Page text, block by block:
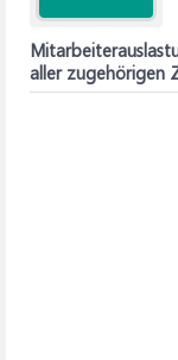
aller zugehörigen